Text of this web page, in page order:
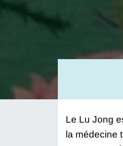
Le Lu Jong
la médecine